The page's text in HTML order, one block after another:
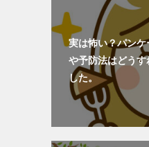
実は怖い？パン
や予防法はどう
した。